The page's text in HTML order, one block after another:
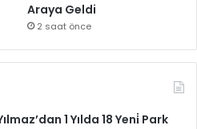
Araya Geldi
2 saat önce
1 Yılda 18 Yeni̇ Park